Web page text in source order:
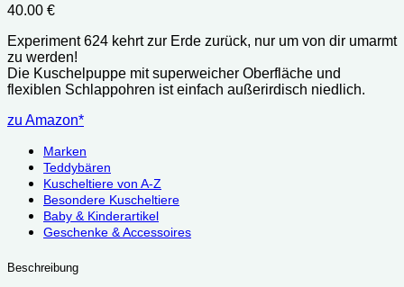
40.00 €
Experiment 624 kehrt zur Erde zurück, nur um von dir umarmt
zu werden!
Die Kuschelpuppe mit superweicher Oberfläche und
flexiblen Schlappohren ist einfach außerirdisch niedlich.
zu Amazon*
Marken
Teddybären
Kuscheltiere von A-Z
Besondere Kuscheltiere
Baby & Kinderartikel
Geschenke & Accessoires
Beschreibung